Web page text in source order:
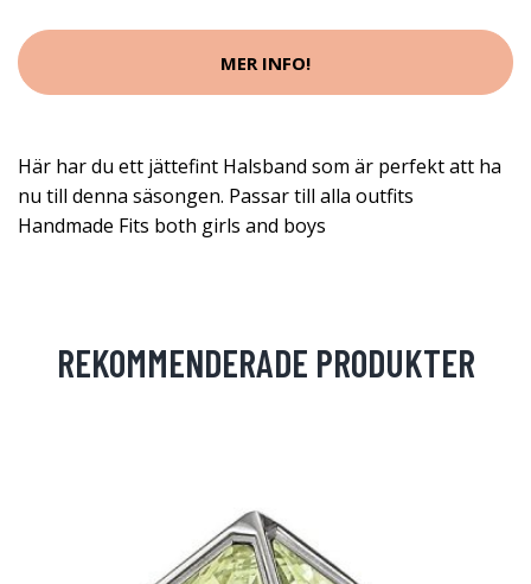
MER INFO!
Här har du ett jättefint Halsband som är perfekt att ha
nu till denna säsongen. Passar till alla outfits
Handmade Fits both girls and boys
REKOMMENDERADE PRODUKTER